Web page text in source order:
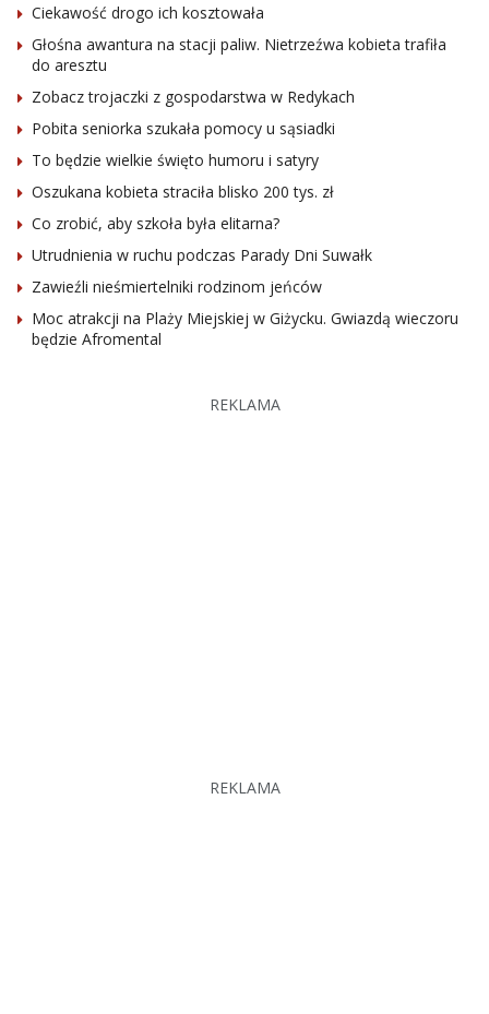
Ciekawość drogo ich kosztowała
Głośna awantura na stacji paliw. Nietrzeźwa kobieta trafiła
do aresztu
Zobacz trojaczki z gospodarstwa w Redykach
Pobita seniorka szukała pomocy u sąsiadki
To będzie wielkie święto humoru i satyry
Oszukana kobieta straciła blisko 200 tys. zł
Co zrobić, aby szkoła była elitarna?
Utrudnienia w ruchu podczas Parady Dni Suwałk
Zawieźli nieśmiertelniki rodzinom jeńców
Moc atrakcji na Plaży Miejskiej w Giżycku. Gwiazdą wieczoru
będzie Afromental
REKLAMA
REKLAMA